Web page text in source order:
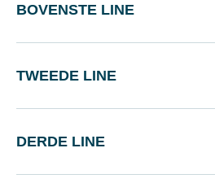
BOVENSTE LINE
TWEEDE LINE
DERDE LINE